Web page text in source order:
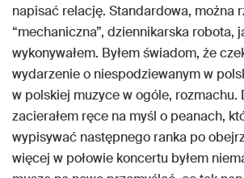
napisać relację. Standardowa, można
“mechaniczna”, dziennikarska robota,
wykonywałem. Byłem świadom, że
wydarzenie o niespodziewanym w
w polskiej muzyce w ogóle, rozmachu.
zacierałem ręce na myśl o peanach,
wypisywać następnego ranka po
więcej w połowie koncertu byłem